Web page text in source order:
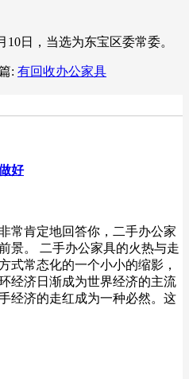
10日，当选为东宝区委常委。
: 有回收办公家具
好
常肯定地回答你，二手办公家
景。 二手办公家具的火热与走
式常态化的一个小小的缩影，
经济日渐成为世界经济的主流
经济的走红成为一种必然。这